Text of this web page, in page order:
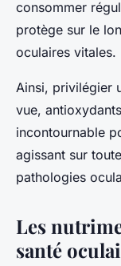
consommer
protège sur le
oculaires vitales.
Ainsi, privilégier
vue,
incontournable
agissant sur
pathologies
Les
santé